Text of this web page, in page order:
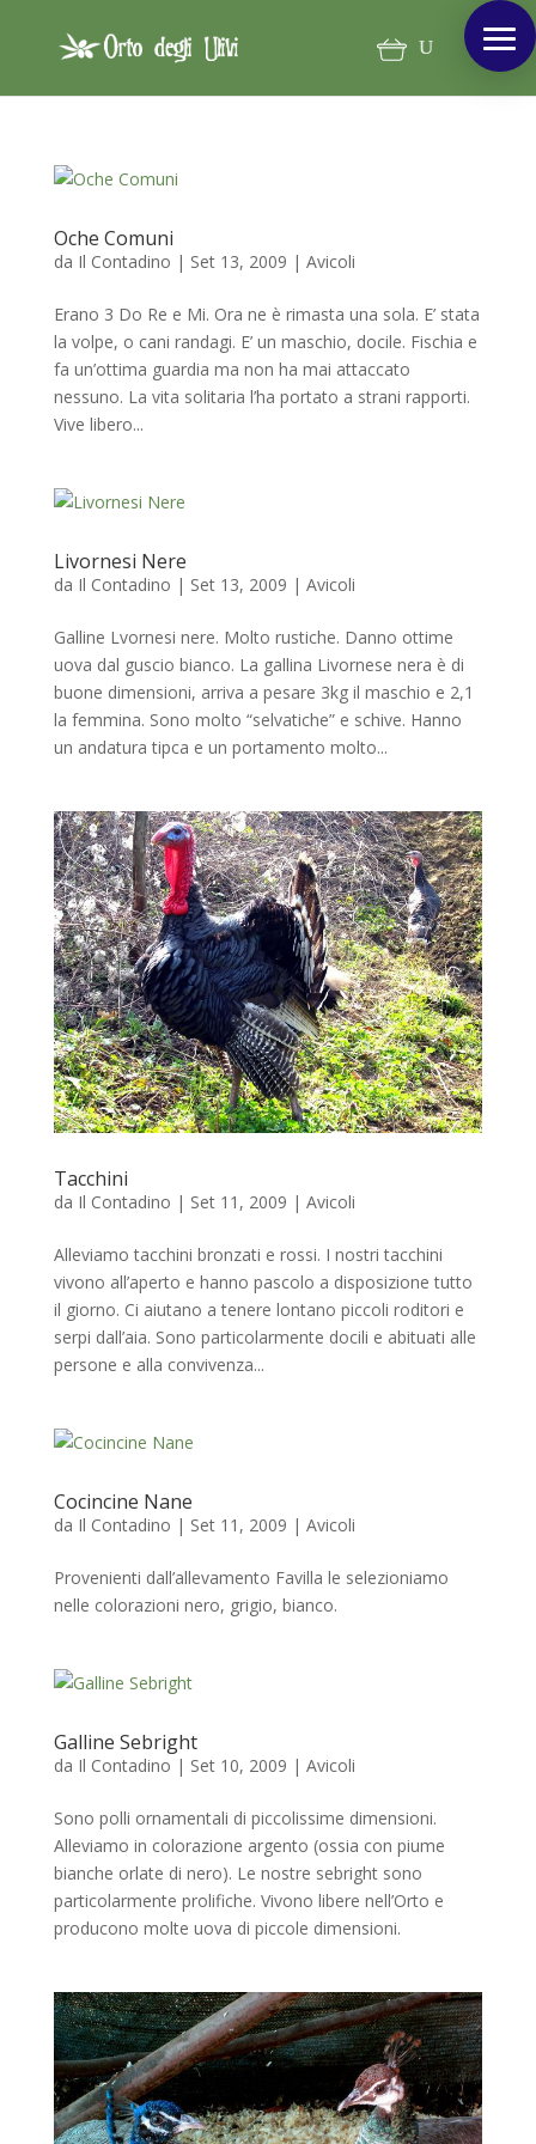
Oche Comuni
da Il Contadino | Set 13, 2009 | Avicoli
Erano 3 Do Re e Mi. Ora ne è rimasta una sola. E’ stata
la volpe, o cani randagi. E’ un maschio, docile. Fischia e
fa un’ottima guardia ma non ha mai attaccato
nessuno. La vita solitaria l’ha portato a strani rapporti.
Vive libero...
Livornesi Nere
da Il Contadino | Set 13, 2009 | Avicoli
Galline Lvornesi nere. Molto rustiche. Danno ottime
uova dal guscio bianco. La gallina Livornese nera è di
buone dimensioni, arriva a pesare 3kg il maschio e 2,1
la femmina. Sono molto “selvatiche” e schive. Hanno
un andatura tipca e un portamento molto...
Tacchini
da Il Contadino | Set 11, 2009 | Avicoli
Alleviamo tacchini bronzati e rossi. I nostri tacchini
vivono all’aperto e hanno pascolo a disposizione tutto
il giorno. Ci aiutano a tenere lontano piccoli roditori e
serpi dall’aia. Sono particolarmente docili e abituati alle
persone e alla convivenza...
Cocincine Nane
da Il Contadino | Set 11, 2009 | Avicoli
Provenienti dall’allevamento Favilla le selezioniamo
nelle colorazioni nero, grigio, bianco.
Galline Sebright
da Il Contadino | Set 10, 2009 | Avicoli
Sono polli ornamentali di piccolissime dimensioni.
Alleviamo in colorazione argento (ossia con piume
bianche orlate di nero). Le nostre sebright sono
particolarmente prolifiche. Vivono libere nell’Orto e
producono molte uova di piccole dimensioni.